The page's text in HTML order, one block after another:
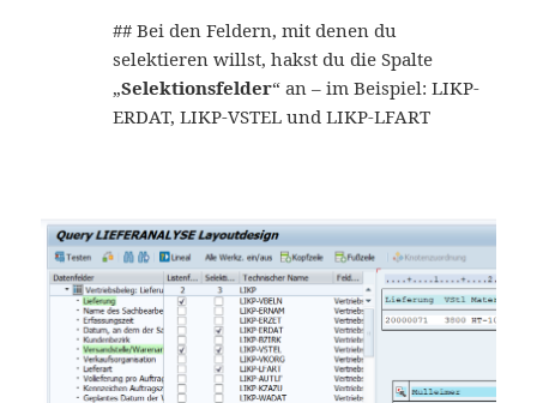
## Bei den Feldern, mit denen du
selektieren willst, hakst du die Spalte
„Selektionsfelder“ an – im Beispiel: LIKP-
ERDAT, LIKP-VSTEL und LIKP-LFART